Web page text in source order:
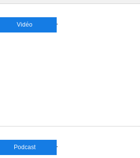
Vidéo
Podcast